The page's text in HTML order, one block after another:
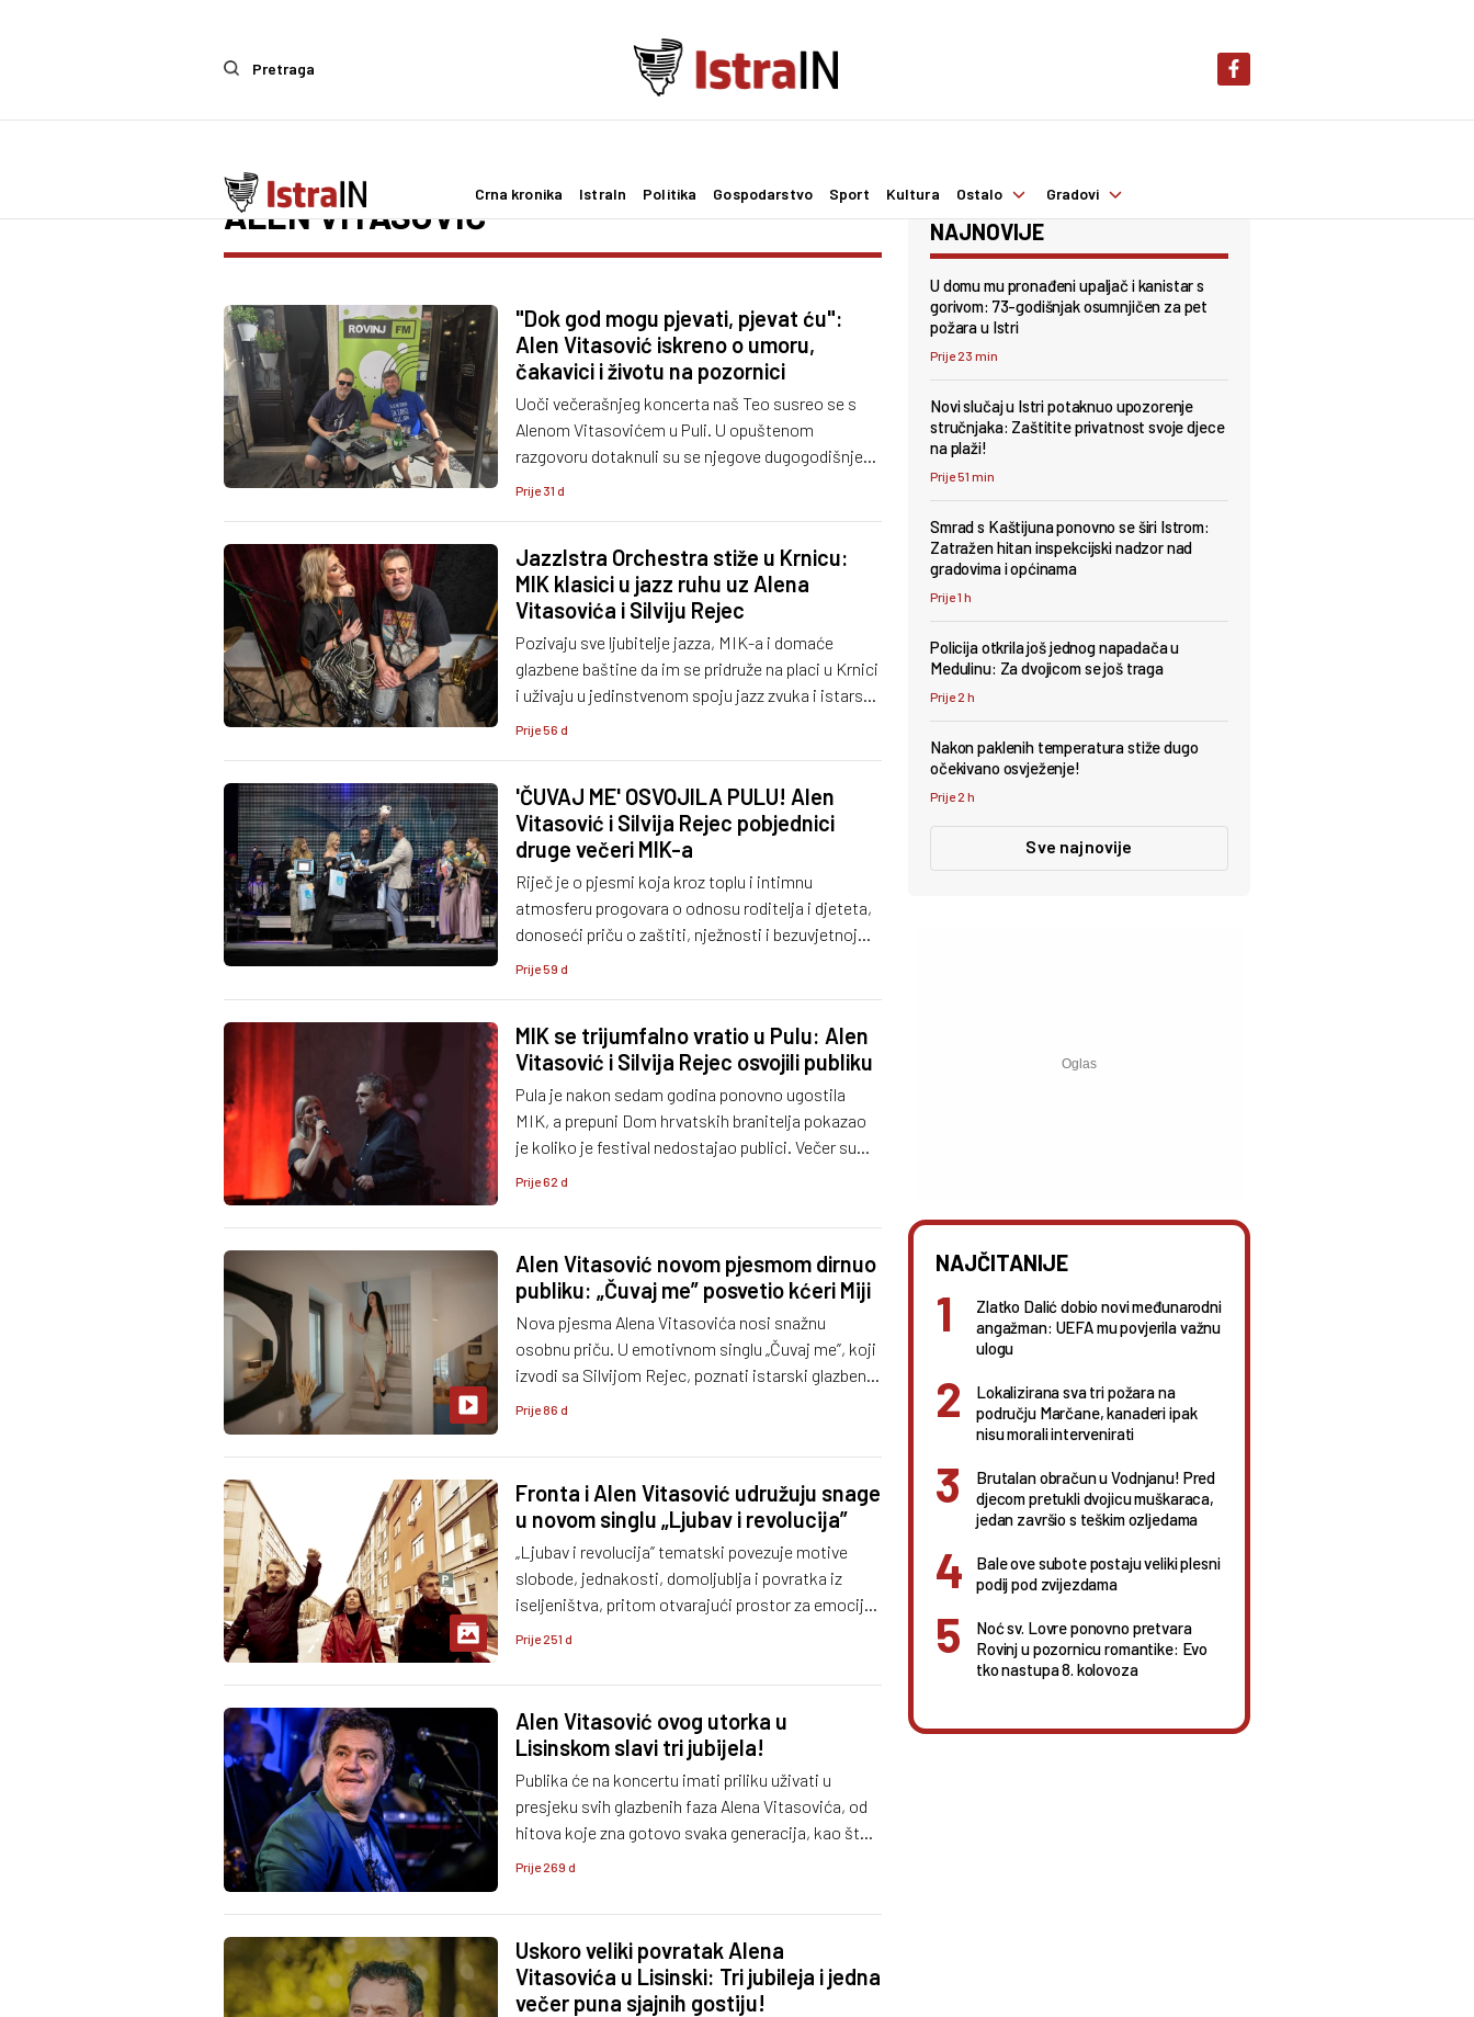
Pretraga
Crna kronika IstraIn Politika Gospodarstvo Sport Kultura Ostalo Gradovi
ALEN VITASOVIĆ
"Dok god mogu pjevati, pjevat ću":
Alen Vitasović iskreno o umoru,
čakavici i životu na pozornici
Uoči večerašnjeg koncerta naš Teo susreo se s
Alenom Vitasovićem u Puli. U opuštenom
razgovoru dotaknuli su se njegove dugogodišnje
karijere, glazbenih početaka, čakavice, Pule i
Prije 31 d
JazzIstra Orchestra stiže u Krnicu:
MIK klasici u jazz ruhu uz Alena
Vitasovića i Silviju Rejec
Pozivaju sve ljubitelje jazza, MIK-a i domaće
glazbene baštine da im se pridruže na placi u Krnici
i uživaju u jedinstvenom spoju jazz zvuka i istarske
glazbene tradicije.
Prije 56 d
'ČUVAJ ME' OSVOJILA PULU! Alen
Vitasović i Silvija Rejec pobjednici
druge večeri MIK-a
Riječ je o pjesmi koja kroz toplu i intimnu
atmosferu progovara o odnosu roditelja i djeteta,
donoseći priču o zaštiti, nježnosti i bezuvjetnoj
roditeljskoj ljubavi.
Prije 59 d
MIK se trijumfalno vratio u Pulu: Alen
Vitasović i Silvija Rejec osvojili publiku
Pula je nakon sedam godina ponovno ugostila
MIK, a prepuni Dom hrvatskih branitelja pokazao
je koliko je festival nedostajao publici. Večer su
obilježile emocije, pjesma i uvjerljiva pobjeda Alena
Prije 62 d
Alen Vitasović novom pjesmom dirnuo
publiku: „Čuvaj me” posvetio kćeri Miji
Nova pjesma Alena Vitasovića nosi snažnu
osobnu priču. U emotivnom singlu „Čuvaj me”, koji
izvodi sa Silvijom Rejec, poznati istarski glazbenik
publici otkriva nježniju stranu, a posebnu emociju
kći Mia.
Prije 86 d
Fronta i Alen Vitasović udružuju snage
u novom singlu „Ljubav i revolucija”
„Ljubav i revolucija” tematski povezuje motive
slobode, jednakosti, domoljublja i povratka iz
iseljeništva, pritom otvarajući prostor za emociju i
simboliku koju donosi sam naslov.
Prije 251 d
Alen Vitasović ovog utorka u
Lisinskom slavi tri jubijela!
Publika će na koncertu imati priliku uživati u
presjeku svih glazbenih faza Alena Vitasovića, od
hitova koje zna gotovo svaka generacija, kao što
su „Gušti su gušti“ i „Brajde“, do pjesama koje su
glazbenika koji ostaje vjeran vlastitom izričaju.
Prije 269 d
Uskoro veliki povratak Alena
Vitasovića u Lisinski: Tri jubileja i jedna
večer puna sjajnih gostiju!
NAJNOVIJE
U domu mu pronađeni upaljač i kanistar s
gorivom: 73-godišnjak osumnjičen za pet
požara u Istri
Prije 23 min
Novi slučaj u Istri potaknuo upozorenje
stručnjaka: Zaštitite privatnost svoje djece
na plaži!
Prije 51 min
Smrad s Kaštijuna ponovno se širi Istrom:
Zatražen hitan inspekcijski nadzor nad
gradovima i općinama
Prije 1 h
Policija otkrila još jednog napadača u
Medulinu: Za dvojicom se još traga
Prije 2 h
Nakon paklenih temperatura stiže dugo
očekivano osvježenje!
Prije 2 h
Sve najnovije
NAJČITANIJE
Zlatko Dalić dobio novi međunarodni
angažman: UEFA mu povjerila važnu
ulogu
Lokalizirana sva tri požara na
području Marčane, kanaderi ipak
nisu morali intervenirati
Brutalan obračun u Vodnjanu! Pred
djecom pretukli dvojicu muškaraca,
jedan završio s teškim ozljedama
Bale ove subote postaju veliki plesni
podij pod zvijezdama
Noć sv. Lovre ponovno pretvara
Rovinj u pozornicu romantike: Evo
tko nastupa 8. kolovoza